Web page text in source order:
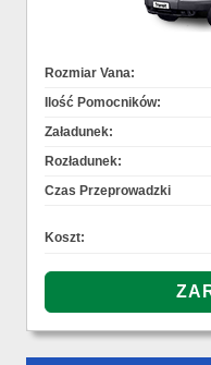
Rozmiar Vana:
Ilość Pomocników:
Załadunek:
Rozładunek:
Czas Przeprowadzki
Koszt: